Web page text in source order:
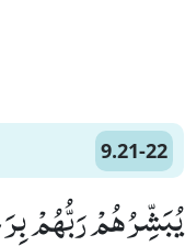
9.21-22